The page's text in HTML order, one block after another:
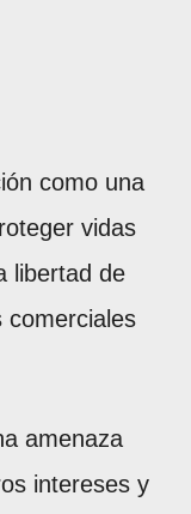
como una
vidas
libertad de
comerciales
amenaza
intereses y